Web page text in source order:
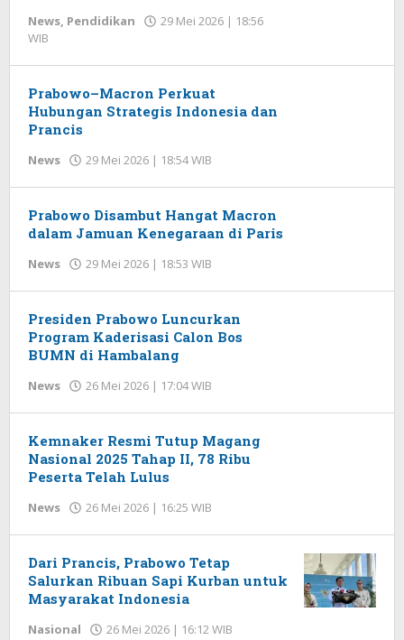
News, Pendidikan
29 Mei 2026 | 18:56
WIB
Prabowo–Macron Perkuat
Hubungan Strategis Indonesia dan
Prancis
News 29 Mei 2026 | 18:54 WIB
Prabowo Disambut Hangat Macron
dalam Jamuan Kenegaraan di Paris
News 29 Mei 2026 | 18:53 WIB
Presiden Prabowo Luncurkan
Program Kaderisasi Calon Bos
BUMN di Hambalang
News 26 Mei 2026 | 17:04 WIB
Kemnaker Resmi Tutup Magang
Nasional 2025 Tahap II, 78 Ribu
Peserta Telah Lulus
News 26 Mei 2026 | 16:25 WIB
Dari Prancis, Prabowo Tetap
Salurkan Ribuan Sapi Kurban untuk
Masyarakat Indonesia
Nasional 26 Mei 2026 | 16:12 WIB